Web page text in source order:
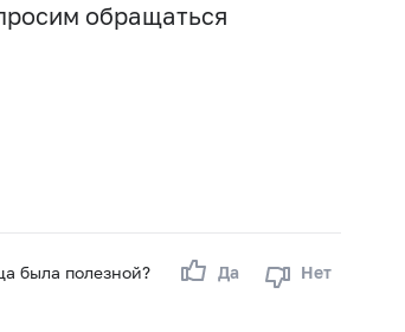
обращаться
была полезной? Да Нет